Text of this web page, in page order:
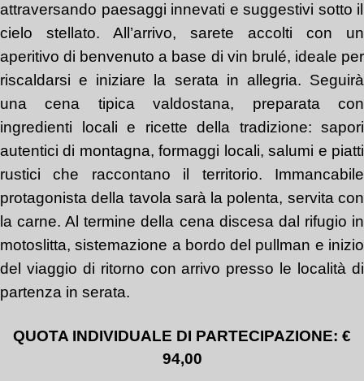
attraversando paesaggi innevati e suggestivi sotto il
cielo stellato. All’arrivo, sarete accolti con un
aperitivo di benvenuto a base di vin brulé, ideale per
riscaldarsi e iniziare la serata in allegria. Seguirà
unacena tipica valdostana, preparata con
ingredienti
locali e ricette della tradizione: sapori
autentici di montagna, formaggi locali, salumi e piatti
rustici che raccontano il territorio. Immancabile
protagonista della tavola sarà la polenta, servitacon
la carne. Al termine della cena discesa dal rifugio in
motoslitta,sistemazione a bordo del pullman e inizio
del viaggio di ritorno conarrivo presso le località di
partenza in serata.
QUOTA INDIVIDUALE DI PARTECIPAZIONE: €
94,00